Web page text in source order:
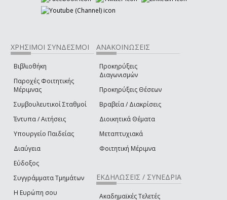
ΧΡΗΣΙΜΟΙ ΣΥΝΔΕΣΜΟΙ
Βιβλιοθήκη
Παροχές Φοιτητικής
Μέριμνας
Συμβουλευτικοί Σταθμοί
Έντυπα / Αιτήσεις
Υπουργείο Παιδείας
Διαύγεια
Εύδοξος
Συγγράμματα Τμημάτων
Η Ευρώπη σου
ΑΝΑΚΟΙΝΩΣΕΙΣ
Προκηρύξεις
Διαγωνισμών
Προκηρύξεις Θέσεων
Βραβεία / Διακρίσεις
Διοικητικά Θέματα
Μεταπτυχιακά
Φοιτητική Μέριμνα
ΕΚΔΗΛΩΣΕΙΣ / ΣΥΝΕΔΡΙΑ
Ακαδημαϊκές Τελετές